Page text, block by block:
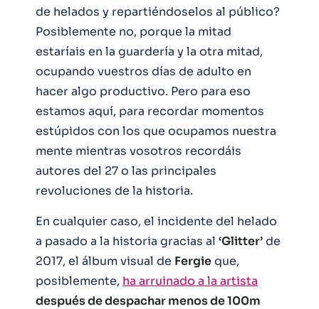
de helados y repartiéndoselos al público?
Posiblemente no, porque la mitad
estaríais en la guardería y la otra mitad,
ocupando vuestros días de adulto en
hacer algo productivo. Pero para eso
estamos aquí, para recordar momentos
estúpidos con los que ocupamos nuestra
mente mientras vosotros recordáis
autores del 27 o las principales
revoluciones de la historia.
En cualquier caso, el incidente del helado
a pasado a la historia gracias al ‘Glitter’de
2017, el álbum visual de Fergieque,
posiblemente, ha arruinado a la artista
después de despachar menos de 100m